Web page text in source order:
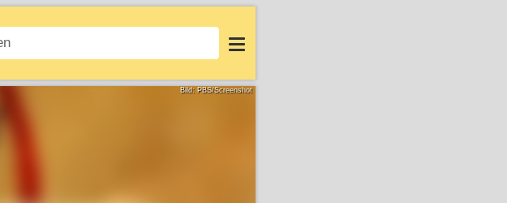
Login
Bild: PBS/Screenshot